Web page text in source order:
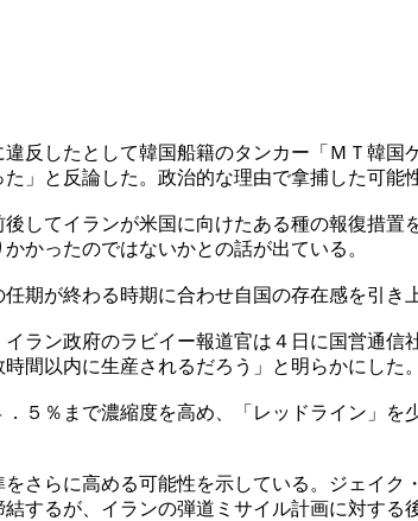
反したとして韓国船籍のタンカー「ＭＴ韓国
」と反論した。政治的な理由で拿捕した可能
してイランが米国に向けたある種の報復措置
かったのではないかとの話が出ている。
期が終わる時期に合わせ自国の存在感を引き
ラン政府のラビイー報道官は４日に国営通信
間以内に生産されるだろう」と明らかにした。
５％まで濃縮度を高め、「レッドライン」を
さらに高める可能性を示している。ジェイク
するが、イランの弾道ミサイル計画に対する